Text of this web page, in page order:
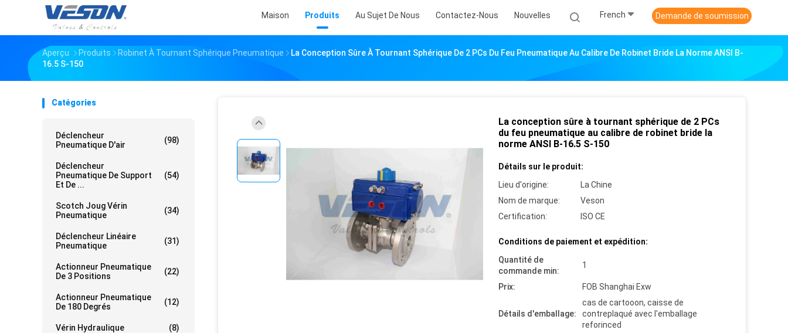
Maison Produits Au Sujet De Nous Contactez-Nous Nouvelles French Demande de soumission
Aperçu Produits Robinet À Tournant Sphérique Pneumatique
La Conception Sûre À Tournant Sphérique De 2 PCs Du Feu Pneumatique Au Calibre De Robinet Bride La Norme ANSI B-
16.5 S-150
Catégories
Déclencheur
Pneumatique D'air
(98)
Déclencheur
Pneumatique De Support
Et De ...
(54)
Scotch Joug Vérin
Pneumatique
(34)
Déclencheur Linéaire
Pneumatique
(31)
Actionneur Pneumatique
De 3 Positions
(22)
Actionneur Pneumatique
De 180 Degrés
(12)
Vérin Hydraulique (8)
La conception sûre à tournant sphérique de 2 PCs
du feu pneumatique au calibre de robinet bride la
norme ANSI B-16.5 S-150
Détails sur le produit:
Lieu d'origine:
La Chine
Nom de marque:
Veson
Certification:
ISO CE
Conditions de paiement et expédition:
Quantité de
commande min:
1
Prix: FOB Shanghai Exw
Détails d'emballage:
cas de cartooon, caisse de
contreplaqué avec l'emballage
reforinced